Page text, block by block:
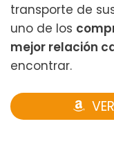
transporte de
uno de los
mejor relación
encontrar.